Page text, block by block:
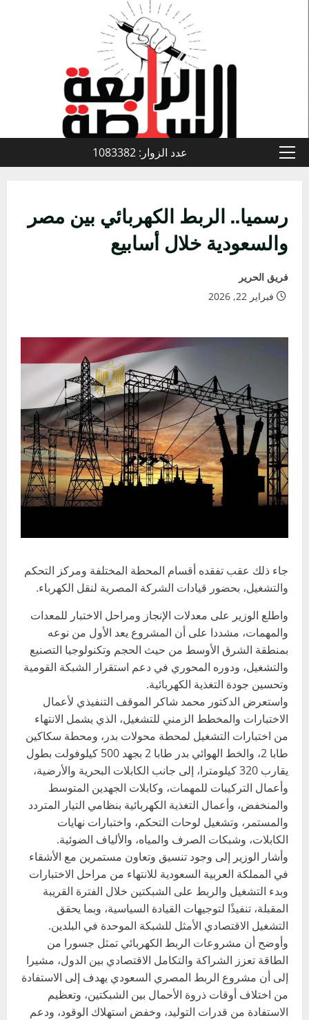
القائمة
عدد الزوار: 1083382
رسميا.. الربط الكهربائي بين مصر
والسعودية خلال أسابيع
فريق الحرير
فبراير 22, 2026
جاء ذلك عقب تفقده أقسام المحطة المختلفة ومركز التحكم
والتشغيل، بحضور قيادات الشركة المصرية لنقل الكهرباء.
واطلع الوزير على معدلات الإنجاز ومراحل الاختبار للمعدات
والمهمات، مشددا على أن المشروع يعد الأول من نوعه
بمنطقة الشرق الأوسط من حيث الحجم وتكنولوجيا التصنيع
والتشغيل، ودوره المحوري في دعم استقرار الشبكة القومية
وتحسين جودة التغذية الكهربائية.
واستعرض الدكتور محمد شاكر الموقف التنفيذي لأعمال
الاختبارات والمخطط الزمني للتشغيل، الذي يشمل الانتهاء
من اختبارات التشغيل لمحطة محولات بدر، ومحطة سكاكين
طابا 2، والخط الهوائي بدر طابا 2 بجهد 500 كيلوفولت بطول
يقارب 320 كيلومترا، إلى جانب الكابلات البحرية والأرضية،
وأعمال التركيبات للمهمات، وكابلات الجهدين المتوسط
والمنخفض، وأعمال التغذية الكهربائية بنظامي التيار المتردد
والمستمر، وتشغيل لوحات التحكم، واختبارات نهايات
الكابلات، وشبكات الصرف والمياه، والألياف الضوئية.
وأشار الوزير إلى وجود تنسيق وتعاون مستمرين مع الأشقاء
في المملكة العربية السعودية للانتهاء من مراحل الاختبارات
وبدء التشغيل والربط على الشبكتين خلال الفترة القريبة
المقبلة، تنفيذًا لتوجيهات القيادة السياسية، وبما يحقق
التشغيل الاقتصادي الأمثل للشبكة الموحدة في البلدين.
وأوضح أن مشروعات الربط الكهربائي تمثل جسورا من
الطاقة تعزز الشراكة والتكامل الاقتصادي بين الدول، مشيرا
إلى أن مشروع الربط المصري السعودي يهدف إلى الاستفادة
من اختلاف أوقات ذروة الأحمال بين الشبكتين، وتعظيم
الاستفادة من قدرات التوليد، وخفض استهلاك الوقود، ودعم